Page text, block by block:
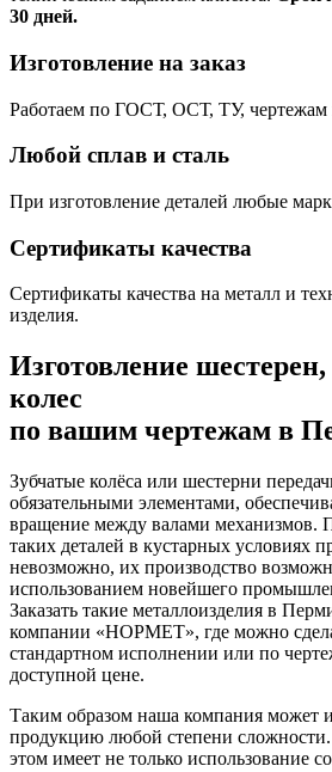
30 дней.
Изготовление на заказ
Работаем по ГОСТ, ОСТ, ТУ, чертежам
Любой сплав и сталь
При изготовление деталей любые
Сертификаты качества
Сертификаты качества на металл и
изделия.
Изготовление
колес
по вашим чертежам в
Зубчатые колёса или шестерни
обязательными элементами,
вращение между валами механизмов.
таких деталей в кустарных условиях
невозможно, их производство
использованием новейшего
Заказать такие металлоизделия в
компании «НОРМЕТ», где можно
стандартном исполнении или по
доступной цене.
Таким образом наша компания может
продукцию любой степени
этом имеет не только использование